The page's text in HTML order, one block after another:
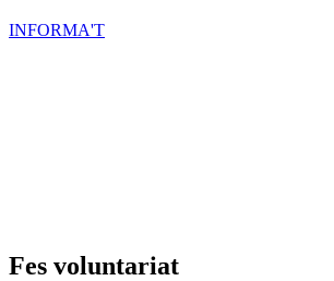
INFORMA'T
Fes voluntariat